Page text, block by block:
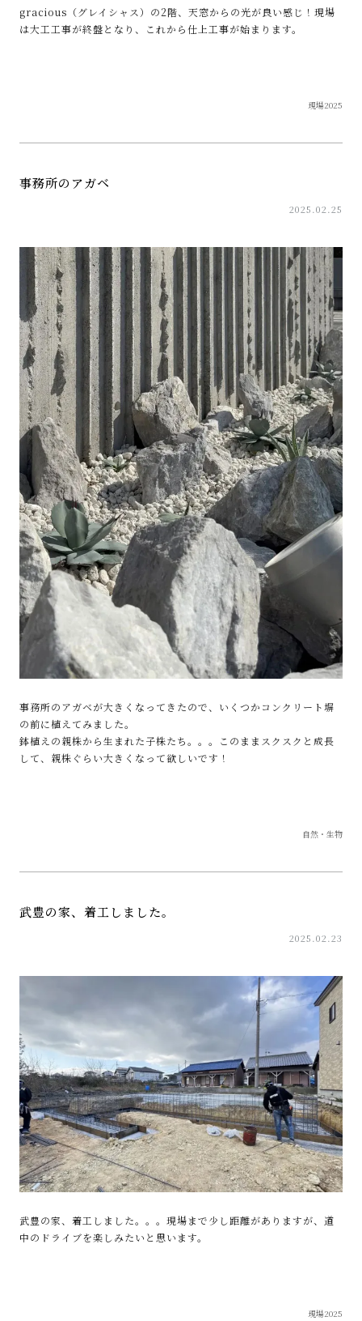
gracious（グレイシャス）の2階、天窓からの光が良い感じ！現場
は大工工事が終盤となり、これから仕上工事が始まります。
現場2025
事務所のアガベ
2025.02.25
事務所のアガベが大きくなってきたので、いくつかコンクリート塀
の前に植えてみました。
鉢植えの親株から生まれた子株たち。。。このままスクスクと成長
して、親株ぐらい大きくなって欲しいです！
自然・生物
武豊の家、着工しました。
2025.02.23
武豊の家、着工しました。。。現場まで少し距離がありますが、道
中のドライブを楽しみたいと思います。
現場2025